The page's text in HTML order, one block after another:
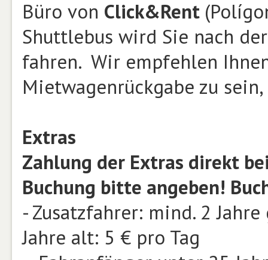
Büro von Click&Rent
Shuttlebus wird Sie nach
fahren. Wir empfehlen
Mietwagenrückgabe zu
Extras
Zahlung der Extras direkt
Buchung bitte angeben!
- Zusatzfahrer: mind. 2
Jahre alt: 5 € pro Tag